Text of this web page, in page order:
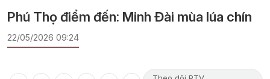
Phú Thọ điểm đến: Minh Đài mùa lúa chín
22/05/2026 09:24